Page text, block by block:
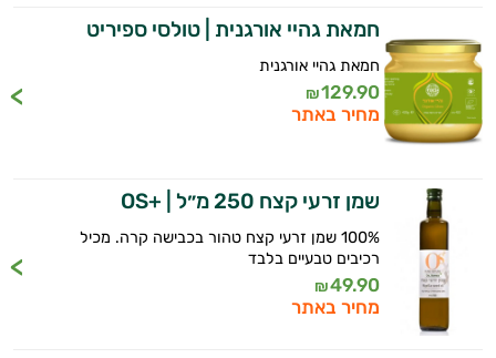
תה
וחליטות
טבעיים
חטיפים
ומזון
סמודי'ס
חמאת גהיי אורגנית | טולסי ספיריט
חמאת גהיי אורגנית
129.90
₪
מחיר באתר
שמן זרעי קצח 250 מ״ל | +OS
100% שמן זרעי קצח טהור בכבישה קרה. מכיל
רכיבים טבעיים בלבד
49.90
₪
מחיר באתר